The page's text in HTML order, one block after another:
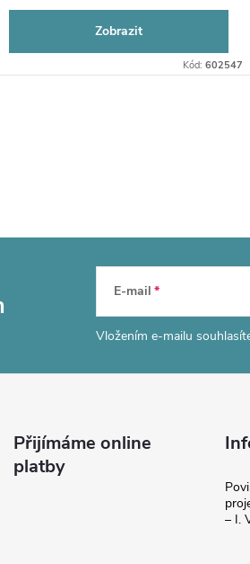
Zobrazit
Kód: 602547
E-mail
Vložením e-mailu
Přijímáme online
platby
– I.